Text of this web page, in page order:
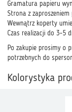
Gramatura papieru
Strona z
Wewnątrz koperty
Czas realizacji do 3-5
Po zakupie prosimy o
potrzebnych do
Kolorystyka